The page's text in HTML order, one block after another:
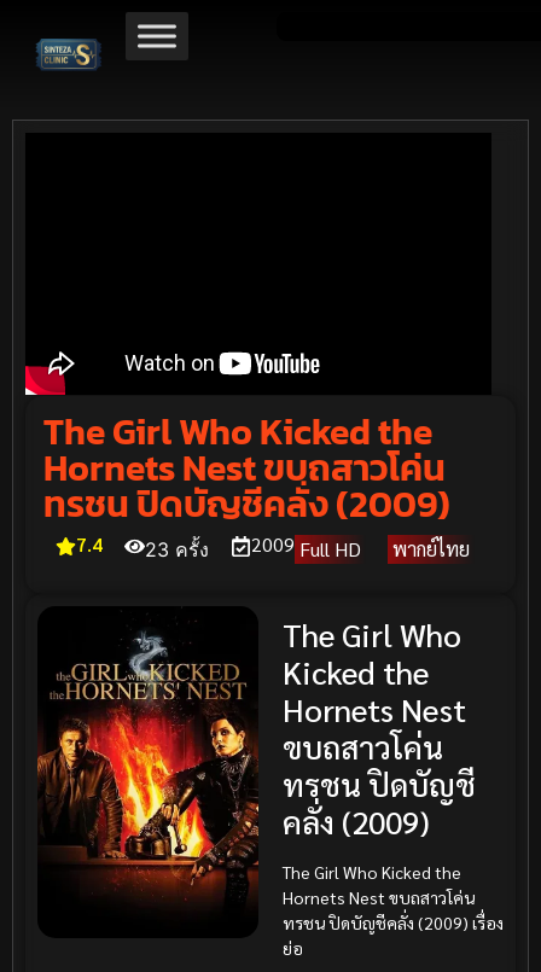
The Girl Who Kicked the
Hornets Nest ขบถสาวโค่น
ทรชน ปิดบัญชีคลั่ง (2009)
7.4 23 ครั้ง 2009 Full HD พากย์ไทย
The Girl Who
Kicked the
Hornets Nest
ขบถสาวโค่น
ทรชน ปิดบัญชี
คลั่ง (2009)
The Girl Who Kicked the
Hornets Nest ขบถสาวโค่น
ทรชน ปิดบัญชีคลั่ง (2009) เรื่อง
ย่อ